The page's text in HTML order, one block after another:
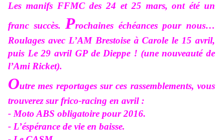
Les manifs FFMC des 24 et 25 mars, ont été un
franc succès.Prochaines échéances pour nous…
Roulages avec L’AM Brestoise à Carole le 15 avril,
puis Le 29 avril GP de Dieppe ! (une nouveauté de
l’Ami Ricket).
Outre mes reportages sur ces rassemblements, vous
trouverez sur frico-racing en avril :
- Moto ABS obligatoire pour 2016.
- L’éspérance de vie en baisse.